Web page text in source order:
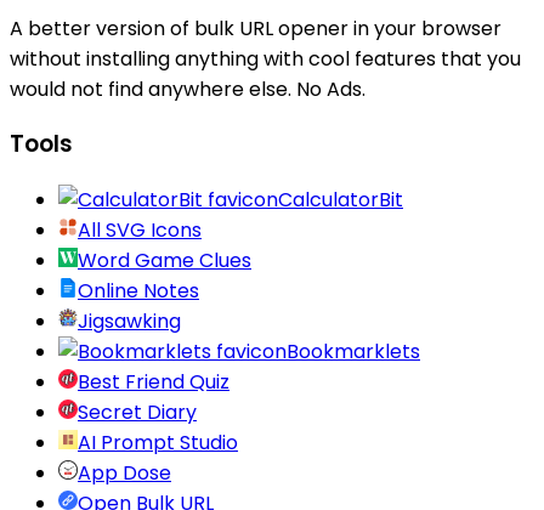
A better version of bulk URL opener in your browser
without installing anything with cool features that you
would not find anywhere else. No Ads.
Tools
CalculatorBit
All SVG Icons
Word Game Clues
Online Notes
Jigsawking
Bookmarklets
Best Friend Quiz
Secret Diary
AI Prompt Studio
App Dose
Open Bulk URL